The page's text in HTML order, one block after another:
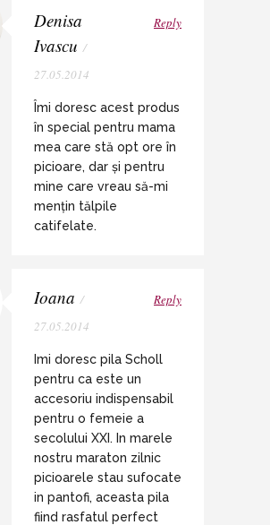
Denisa
Ivascu /
27.05.2014
Reply
Îmi doresc acest produs
în special pentru mama
mea care stă opt ore în
picioare, dar și pentru
mine care vreau să-mi
mențin tălpile
catifelate.
Ioana /
27.05.2014
Reply
Imi doresc pila Scholl
pentru ca este un
accesoriu indispensabil
pentru o femeie a
secolului XXI. In marele
nostru maraton zilnic
picioarele stau sufocate
in pantofi, aceasta pila
fiind rasfatul perfect